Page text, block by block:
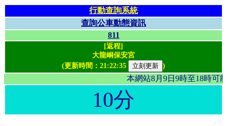
行動查詢系統
查詢公車動態資訊
811
[返程]
大龍峒保安宮
(更新時間： 21:22:35 )
本網站8月9日9時至18
10分